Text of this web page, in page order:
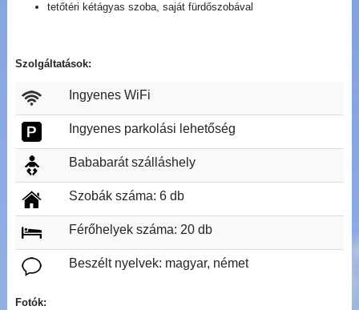
tetőtéri kétágyas szoba, saját fürdőszobával
Szolgáltatások:
Ingyenes WiFi
Ingyenes parkolási lehetőség
Bababarát szálláshely
Szobák száma: 6 db
Férőhelyek száma: 20 db
Beszélt nyelvek: magyar, német
Fotók: